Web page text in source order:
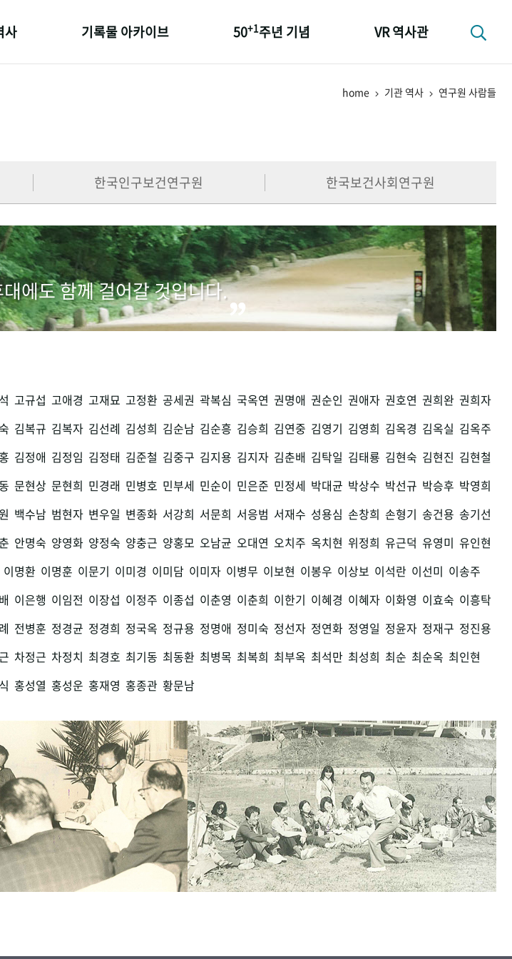
사 기록물 아카이브 50+1주년 기념
세계와 함께 한 KIHASA
VR 역사관
home 기관 역사 연구원 사람들
한국인구보건연구원 한국보건사회연구원
에도 함께 걸어갈 것입니다.
고규섭 고애경 고재묘 고정환 공세권 곽복심 국옥연 권명애 권순인 권애자 권호연 권희완 권희자
김복규 김복자 김선례 김성희 김순남 김순흥 김승희 김연중 김영기 김영희 김옥경 김옥실 김옥주
김정애 김정임 김정태 김준철 김중구 김지용 김지자 김춘배 김탁일 김태룡 김현숙 김현진 김현철
문현상 문현희 민경래 민병호 민부세 민순이 민은준 민정세 박대균 박상수 박선규 박승후 박영희
백수남 범현자 변우일 변종화 서강희 서문희 서응범 서재수 성용심 손창희 손형기 송건용 송기선
안명숙 양영화 양정숙 양충근 양홍모 오남균 오대연 오치주 옥치현 위정희 유근덕 유영미 유인현
이명환 이명훈 이문기 이미경 이미담 이미자 이병무 이보현 이봉우 이상보 이석란 이선미 이송주
이은행 이임전 이장섭 이정주 이종섭 이춘영 이춘희 이한기 이혜경 이혜자 이화영 이효숙 이흥탁
전병훈 정경균 정경희 정국옥 정규용 정명애 정미숙 정선자 정연화 정영일 정윤자 정재구 정진용
차정근 차정치 최경호 최기동 최동환 최병목 최복희 최부옥 최석만 최성희 최순 최순옥 최인현
홍성열 홍성운 홍재영 홍종관 황문남